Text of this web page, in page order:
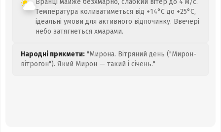
Вранці майже безхмарно, слабкий вітер до 4 м/с.
Температура коливатиметься від +14°C до +25°C,
ідеальні умови для активного відпочинку. Ввечері
небо затягнеться хмарами.
Народні прикмети: "Мирона. Вітряний день ("Мирон-
вітрогон"). Який Мирон — такий і січень."